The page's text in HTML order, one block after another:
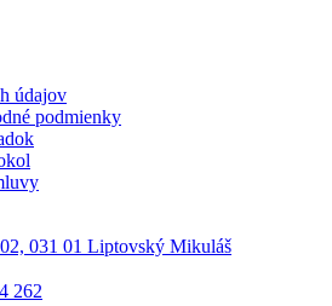
údajov
podmienky
031 01 Liptovský Mikuláš
262